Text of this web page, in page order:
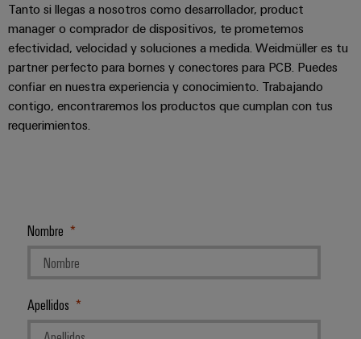
Tanto si llegas a nosotros como desarrollador, product
manager o comprador de dispositivos, te prometemos
efectividad, velocidad y soluciones a medida. Weidmüller es tu
partner perfecto para bornes y conectores para PCB. Puedes
confiar en nuestra experiencia y conocimiento. Trabajando
contigo, encontraremos los productos que cumplan con tus
requerimientos.
Nombre
Apellidos